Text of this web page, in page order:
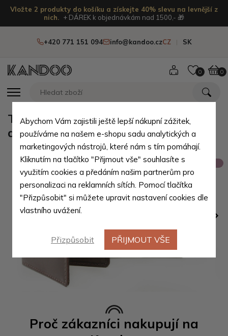
Vložte 2 produkty do košíku a získejte 40% slevu na levnější z
nich.
+ DÁREK k objednávkám nad 1500,- 🎁
+420 771 151 094 info@kandoo.czCZ SK
0 0
Proč zákazníci nakupují na
Tmavě hnědá pánská kožená
dokladovka s klipem Brigham
Abychom Vám zajistili ještě lepší nákupní zážitek,
používáme na našem e-shopu sadu analytických a
marketingových nástrojů, které nám s tím pomáhají.
Kliknutím na tlačítko "Přijmout vše" souhlasíte s
využitím cookies a předáním našim partnerům pro
personalizaci na reklamních sítích. Pomocí tlačítka
"Přizpůsobit" si můžete upravit nastavení cookies dle
vlastního uvážení.
Přizpůsobit PŘIJMOUT VŠE